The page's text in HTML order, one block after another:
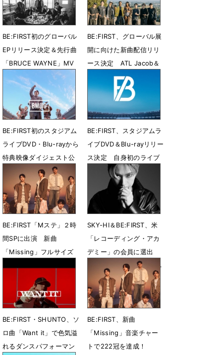
BE:FIRST初のグローバル
EPリリース決定＆先行曲
「BRUCE WAYNE」MV
7月31日 23時27分
BE:FIRST、グローバル展
開に向けた新曲配信リリ
ース決定 ATL Jacob＆
Flo Milliとコラボ
7月28日 08時00分
BE:FIRST初のスタジアム
ライブDVD・Blu-rayから
特典映像ダイジェスト公
7月26日 12時42分
BE:FIRST、スタジアムラ
イブDVD＆Blu-rayリリー
ス決定 自身初のライブ
音源CDも収録
7月21日 13時56分
BE:FIRST「Mステ」２時
間SPに出演 新曲
「Missing」フルサイズ
7月18日 11時08分
SKY-HI＆BE:FIRST、米
「レコーディング・アカ
デミー」の会員に選出
「第69回グラミー賞」へ
の投票および出席資格を
獲得
7月16日 10時04分
BE:FIRST・SHUNTO、ソ
ロ曲「Want it」で色気溢
れるダンスパフォーマン
BE:FIRST、新曲
「Missing」音楽チャー
トで222冠を達成！